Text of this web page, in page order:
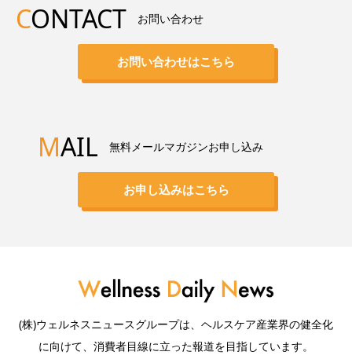
CONTACT お問い合わせ
お問い合わせはこちら
MAIL 無料メールマガジンお申し込み
お申し込みはこちら
(株)ウェルネスニュースグループは、ヘルスケア産業界の健全化
に向けて、消費者目線に立った報道を目指しています。